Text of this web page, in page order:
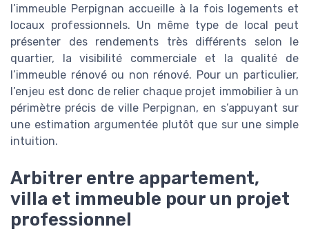
l’immeuble Perpignan accueille à la fois logements et
locaux professionnels. Un même type de local peut
présenter des rendements très différents selon le
quartier, la visibilité commerciale et la qualité de
l’immeuble rénové ou non rénové. Pour un particulier,
l’enjeu est donc de relier chaque projet immobilier à un
périmètre précis de ville Perpignan, en s’appuyant sur
une estimation argumentée plutôt que sur une simple
intuition.
Arbitrer entre appartement,
villa et immeuble pour un projet
professionnel